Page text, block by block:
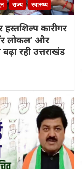
राज्य स्वास्थ्य
कारीगर
लोकल’ और
रही उत्तराखंड